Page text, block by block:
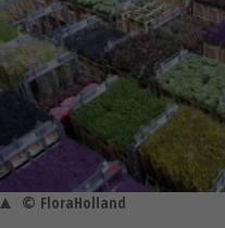
© FloraHolland